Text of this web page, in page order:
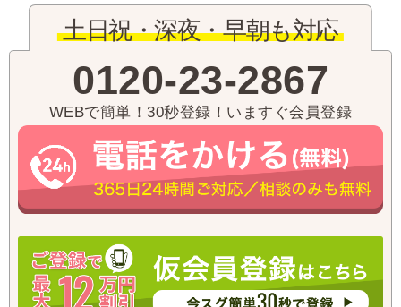
土日祝・深夜・早朝も対応
0120-23-2867
WEBで簡単！30秒登録！いますぐ会員登録